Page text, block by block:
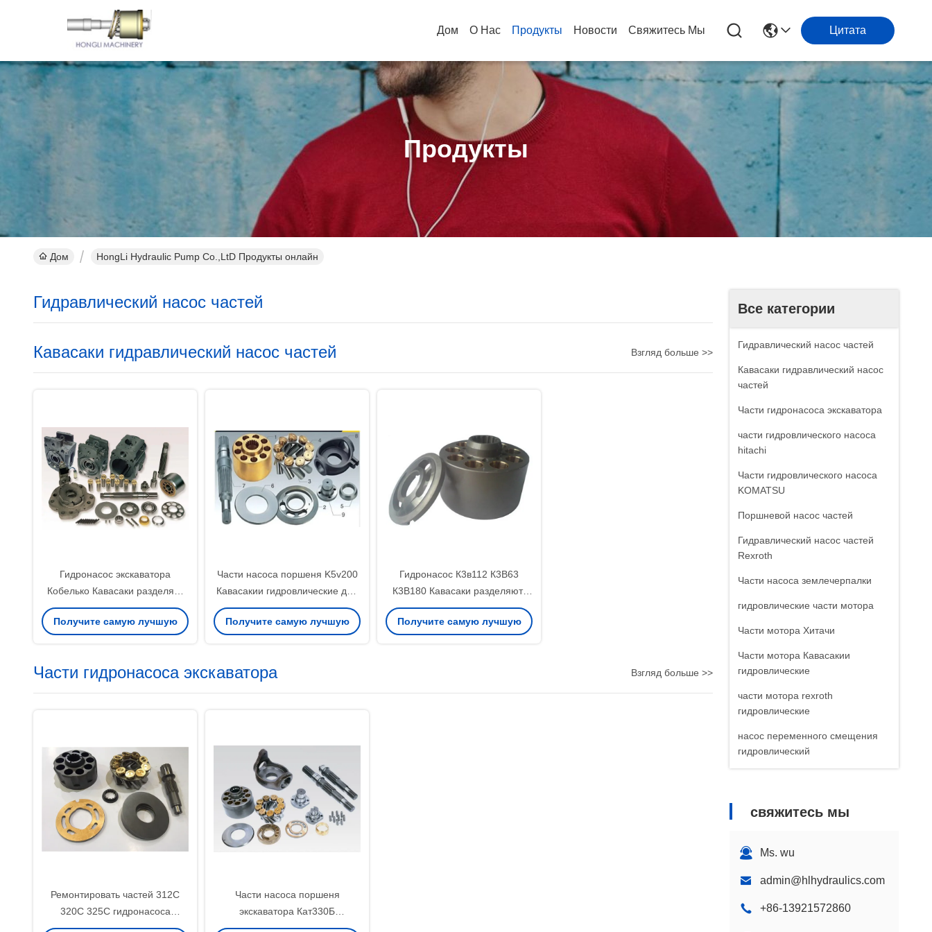
Дом О Нас Продукты Новости Свяжитесь Мы Цитата
Продукты
Дом HongLi Hydraulic Pump Co.,LtD Продукты онлайн
Все категории
Гидравлический насос частей
Кавасаки гидравлический насос
частей
Части гидронасоса экскаватора
части гидровлического насоса
hitachi
Части гидровлического насоса
KOMATSU
Поршневой насос частей
Гидравлический насос частей
Rexroth
Части насоса землечерпалки
гидровлические части мотора
Части мотора Хитачи
Части мотора Кавасакии
гидровлические
части мотора rexroth
гидровлические
насос переменного смещения
гидровлический
свяжитесь мы
Ms. wu
admin@hlhydraulics.com
+86-13921572860
Гидравлический насос частей
Кавасаки гидравлический насос частей Взгляд больше >>
Гидронасос экскаватора
Кобелько Кавасаки разделяет
К3в180 НС15 М2С210
доступное
Получите самую лучшую
Части насоса поршеня K5v200
Кавасакии гидровлические для
автомобилей конкретного
смесителя Liebherr
Получите самую лучшую
Гидронасос К3в112 К3В63
К3В180 Кавасаки разделяют/
части насоса экскаватора
Получите самую лучшую
Части гидронасоса экскаватора Взгляд больше >>
Ремонтировать частей 312C
320C 325C гидронасоса
экскаватора SBS80 SBS120
Части насоса поршеня
экскаватора Кат330Б
гидравлические для насоса